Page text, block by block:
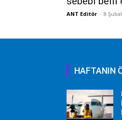
ANT Editör - 8
HAFTANIN